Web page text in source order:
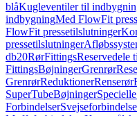
blåKugleventiler til
indbygningMed FlowFit
FlowFit pressetilslutninger
pressetilslutninger
db20RørFittingsReservedele
FittingsBøjningerGrenrør
GrenrørReduktionerRenserør
SuperTubeBøjninger
Forbindelser